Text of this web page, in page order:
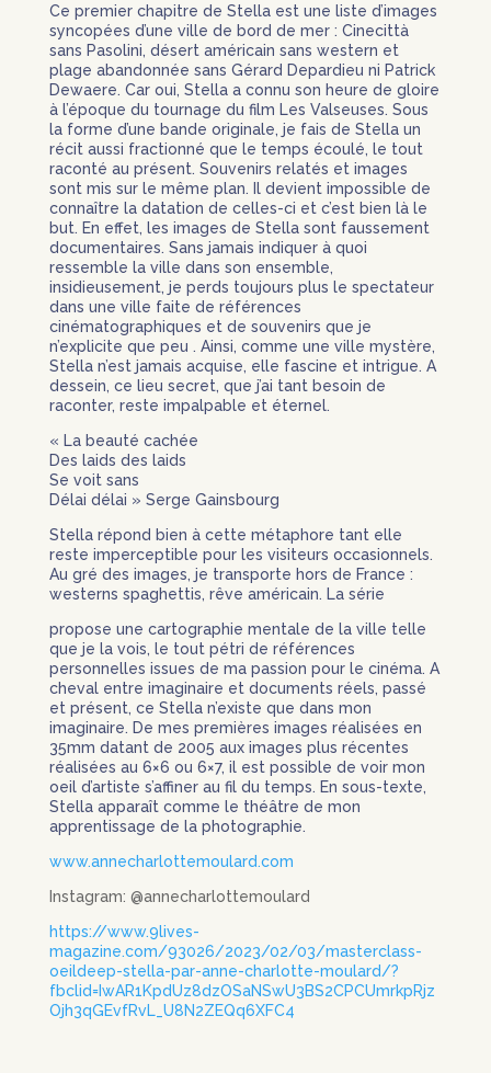
Ce premier chapitre de Stella est une liste d’images
syncopées d’une ville de bord de mer : Cinecittà
sans Pasolini, désert américain sans western et
plage abandonnée sans Gérard Depardieu ni Patrick
Dewaere. Car oui, Stella a connu son heure de gloire
à l’époque du tournage du film Les Valseuses. Sous
la forme d’une bande originale, je fais de Stella un
récit aussi fractionné que le temps écoulé, le tout
raconté au présent. Souvenirs relatés et images
sont mis sur le même plan. Il devient impossible de
connaître la datation de celles-ci et c’est bien là le
but. En effet, les images de Stella sont faussement
documentaires. Sans jamais indiquer à quoi
ressemble la ville dans son ensemble,
insidieusement, je perds toujours plus le spectateur
dans une ville faite de références
cinématographiques et de souvenirs que je
n’explicite que peu . Ainsi, comme une ville mystère,
Stella n’est jamais acquise, elle fascine et intrigue. A
dessein, ce lieu secret, que j’ai tant besoin de
raconter, reste impalpable et éternel.
« La beauté cachée
Des laids des laids
Se voit sans
Délai délai » Serge Gainsbourg
Stella répond bien à cette métaphore tant elle
reste imperceptible pour les visiteurs occasionnels.
Au gré des images, je transporte hors de France :
westerns spaghettis, rêve américain. La série
propose une cartographie mentale de la ville telle
que je la vois, le tout pétri de références
personnelles issues de ma passion pour le cinéma. A
cheval entre imaginaire et documents réels, passé
et présent, ce Stella n’existe que dans mon
imaginaire. De mes premières images réalisées en
35mm datant de 2005 aux images plus récentes
réalisées au 6×6 ou 6×7, il est possible de voir mon
oeil d’artiste s’affiner au fil du temps. En sous-texte,
Stella apparaît comme le théâtre de mon
apprentissage de la photographie.
www.annecharlottemoulard.com
Instagram: @annecharlottemoulard
https://www.9lives-
magazine.com/93026/2023/02/03/masterclass-
oeildeep-stella-par-anne-charlotte-moulard/?
fbclid=IwAR1KpdUz8dzOSaNSwU3BS2CPCUmrkpRjz
Ojh3qGEvfRvL_U8N2ZEQq6XFC4